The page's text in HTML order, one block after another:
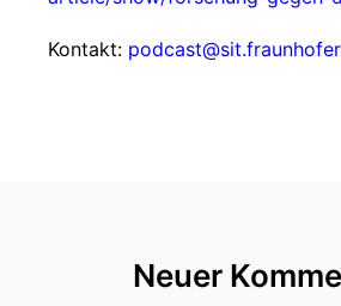
Kontakt:
Neuer